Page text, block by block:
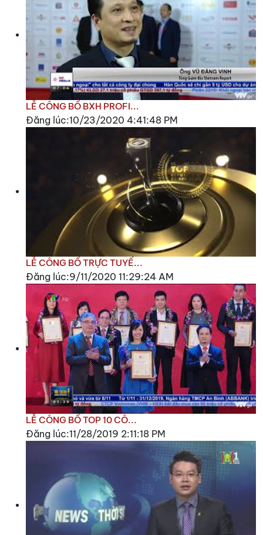
LỄ CÔNG BỐ BXH PROFI...
Đăng lúc:10/23/2020 4:41:48 PM
LỄ CÔNG BỐ TRỰC TUYẾ...
Đăng lúc:9/11/2020 11:29:24 AM
LỄ CÔNG BỐ TOP 10 CÔ...
Đăng lúc:11/28/2019 2:11:18 PM